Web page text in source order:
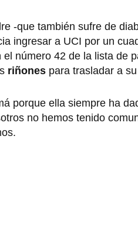
-que también sufre de
ingresar a UCI por un
número 42 de la lista de
riñones para trasladar a
porque ella siempre ha
no hemos tenido